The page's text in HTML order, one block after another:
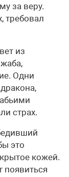
за веру.
требовал
из
Одни
страх.
это
кожей.
появиться